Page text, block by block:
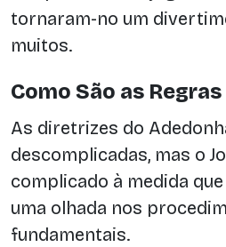
tornaram-no um
muitos.
Como São as
As diretrizes do
descomplicadas, mas o
complicado à medida
uma olhada nos
fundamentais.